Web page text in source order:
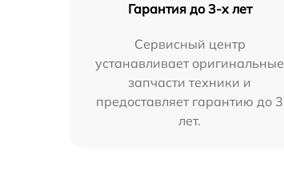
Гарантия до 3-х лет
Сервисный центр
устанавливает оригинальные
запчасти техники и
предоставляет гарантию до 3
лет.